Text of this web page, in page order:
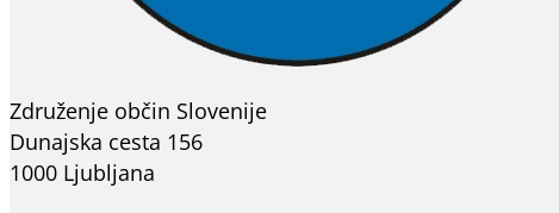
Združenje občin Slovenije
Dunajska cesta 156
1000 Ljubljana